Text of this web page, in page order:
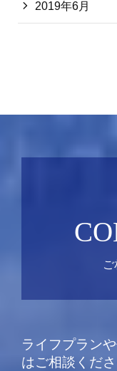
2019年6月
ライフプラン
はご相談くださ